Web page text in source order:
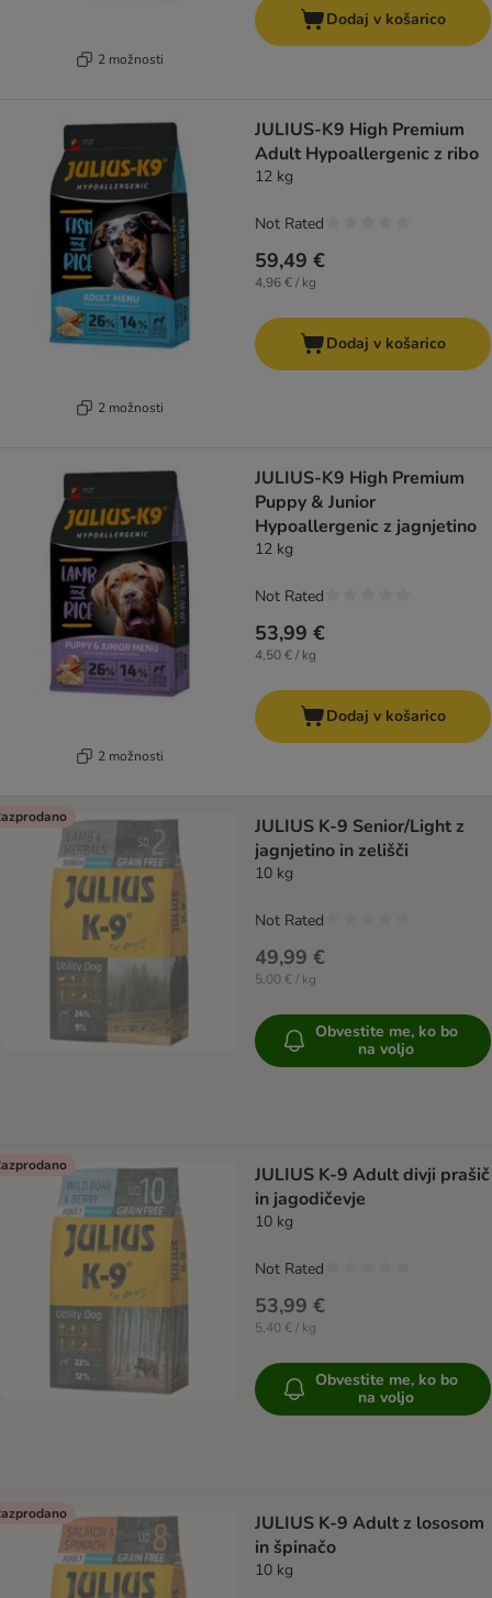
2 možnosti
Dodaj v košarico
2 možnosti
JULIUS-K9 High Premium
Adult Hypoallergenic z ribo
12 kg
59,49 €
4,96 € / kg
Not Rated
Dodaj v košarico
2 možnosti
JULIUS-K9 High Premium
Puppy & Junior
Hypoallergenic z jagnjetino
12 kg
53,99 €
4,50 € / kg
Not Rated
Dodaj v košarico
JULIUS K-9 Senior/Light z
jagnjetino in zelišči
10 kg
49,99 €
5,00 € / kg
Not Rated
Obvestite me, ko bo
na voljo
JULIUS K-9 Adult divji prašič
in jagodičevje
10 kg
53,99 €
5,40 € / kg
Not Rated
Obvestite me, ko bo
na voljo
JULIUS K-9 Adult z lososom
in špinačo
10 kg